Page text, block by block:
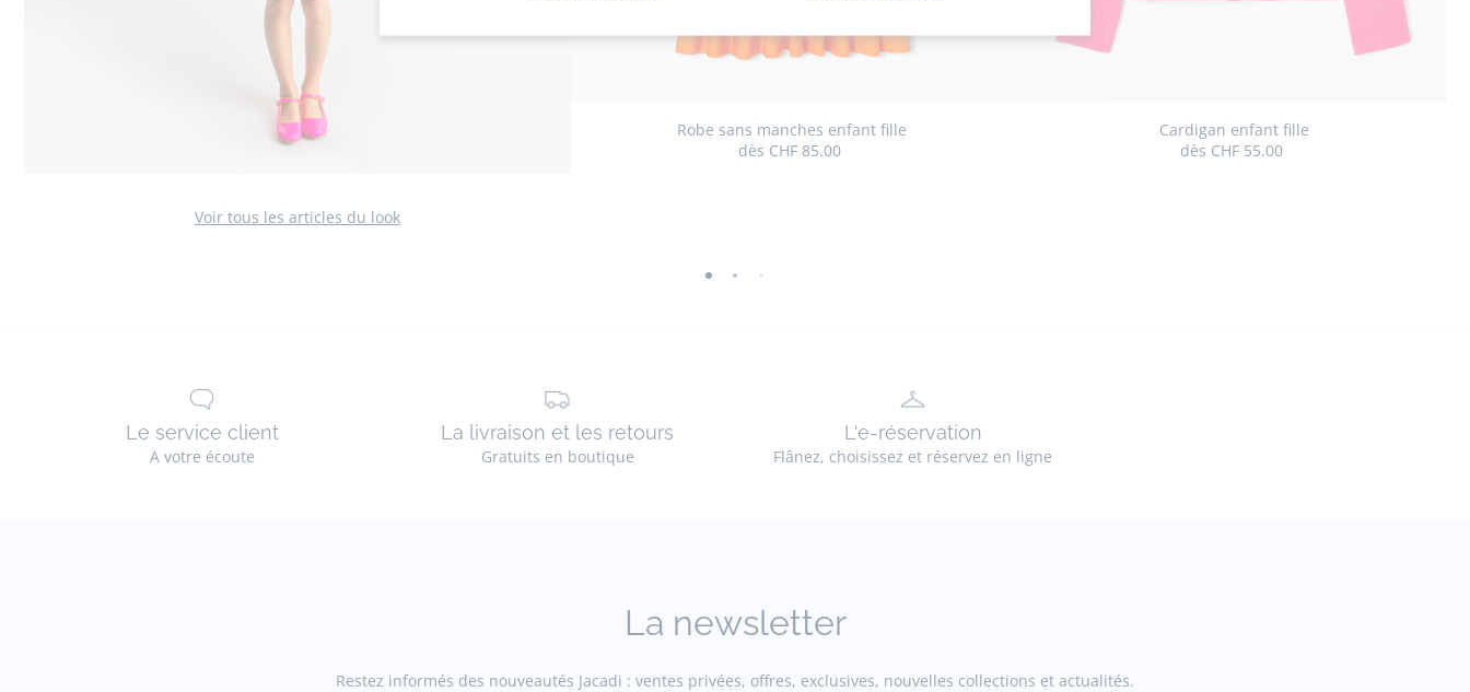
Voir tous les articles du look
Robe sans manches enfant fille
dès CHF 85.00
Cardigan enfant fille
dès CHF 55.00
-
Le service client
A votre écoute
La livraison et les retours
Gratuits en boutique
L'e-réservation
Flânez, choisissez et réservez en ligne
La newsletter
Restez informés des nouveautés Jacadi : ventes privées, offres, exclusives, nouvelles collections et actualités.